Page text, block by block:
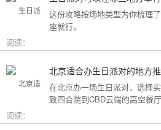
这份攻略按场地类型为你梳理
座就行。
阅读：
北京适合办生日派对的地方
在北京办一场生日派对，选择
致四合院到CBD云端的高空餐
墅到充满野趣的京郊草坪。为
个，我把不同类型的场地分好
阅读：